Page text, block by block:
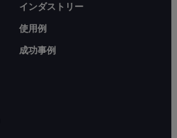
インダストリー
使用例
成功事例